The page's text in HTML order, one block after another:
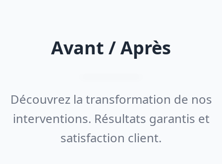
Avant / Après
Découvrez la transformation de nos
interventions. Résultats garantis et
satisfaction client.